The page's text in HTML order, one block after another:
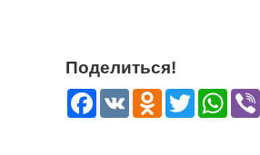
Поделиться!
Facebook
VK Odnoklassniki
Twitter